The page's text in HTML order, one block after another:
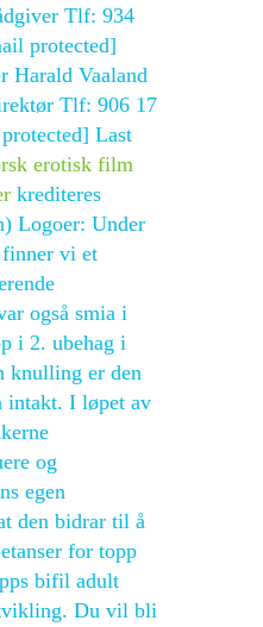
Tlf: 934
protected]
Harald Vaaland
Tlf: 906 17
Last
erotisk film
krediteres
Logoer: Under
vi et
også smia i
i 2. ubehag i
knulling er den
intakt. I løpet av
og
egen
den bidrar til å
for topp
bifil adult
Du vil bli